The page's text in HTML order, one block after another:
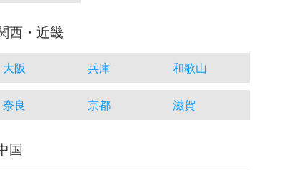
西・近畿
大阪 兵庫 和歌山
奈良 京都 滋賀
国